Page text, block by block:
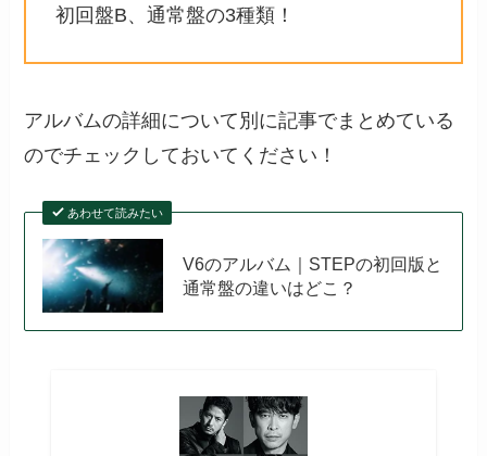
初回盤B、通常盤の3種類！
アルバムの詳細について別に記事でまとめている
のでチェックしておいてください！
あわせて読みたい
V6のアルバム｜STEPの初回版と
通常盤の違いはどこ？